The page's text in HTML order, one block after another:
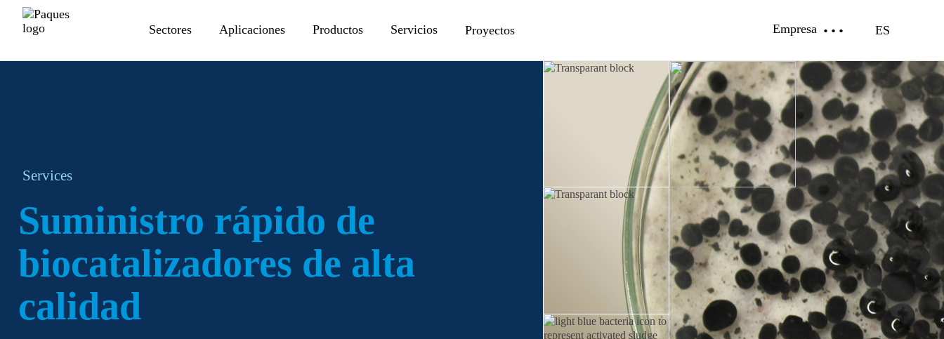
Sectores Aplicaciones Productos Servicios Proyectos Empresa ES
Services
Suministro rápido de
biocatalizadores de alta
calidad